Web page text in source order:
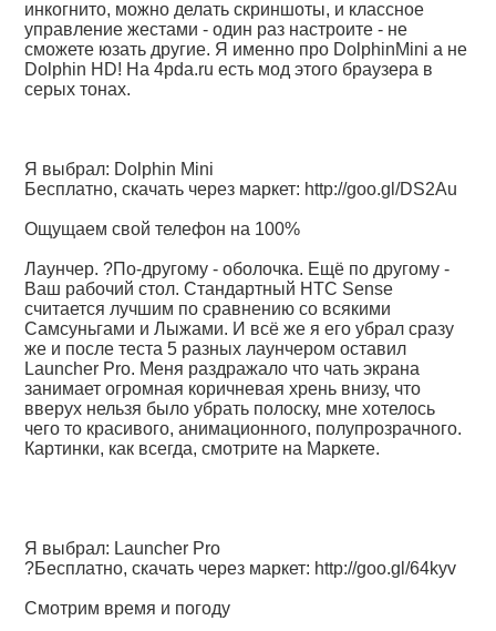
инкогнито, можно делать скриншоты, и классное
управление жестами - один раз настроите - не
сможете юзать другие. Я именно про DolphinMini а не
Dolphin HD! На 4pda.ru есть мод этого браузера в
серых тонах.
Я выбрал: Dolphin Mini
Бесплатно, скачать через маркет: http://goo.gl/DS2Au
Ощущаем свой телефон на 100%
Лаунчер. ?По-другому - оболочка. Ещё по другому -
Ваш рабочий стол. Стандартный HTC Sense
считается лучшим по сравнению со всякими
Самсуньгами и Лыжами. И всё же я его убрал сразу
же и после теста 5 разных лаунчером оставил
Launcher Pro. Меня раздражало что чать экрана
занимает огромная коричневая хрень внизу, что
вверух нельзя было убрать полоску, мне хотелось
чего то красивого, анимационного, полупрозрачного.
Картинки, как всегда, смотрите на Маркете.
Я выбрал: Launcher Pro
?Бесплатно, скачать через маркет: http://goo.gl/64kyv
Смотрим время и погоду